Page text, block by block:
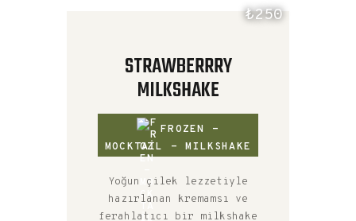
₺250
STRAWBERRRY
MILKSHAKE
FROZEN -
MOCKTAIL - MILKSHAKE
Yoğun çilek lezzetiyle
hazırlanan kremamsı ve
ferahlatıcı bir milkshake